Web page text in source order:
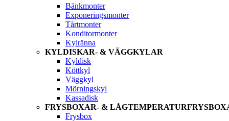
Bänkmonter
Exponeringsmonter
Tårtmonter
Konditormonter
Kylränna
KYLDISKAR- & VÄGGKYLAR
Kyldisk
Köttkyl
Väggkyl
Mörningskyl
Kassadisk
FRYSBOXAR- &
Frysbox